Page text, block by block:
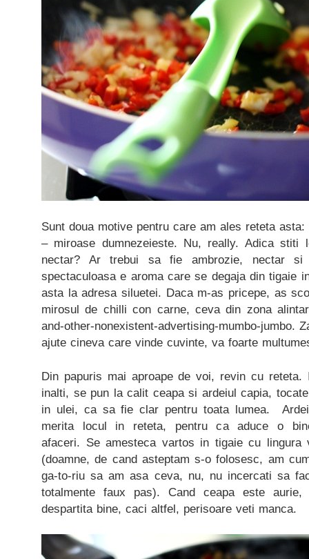
Sunt doua motive pentru care am ales reteta
– miroase dumnezeieste. Nu, really. Adica stiti
nectar? Ar trebui sa fie ambrozie, nectar
spectaculoasa e aroma care se degaja din tigaie
asta la adresa siluetei. Daca m-as pricepe, as
mirosul de chilli con carne, ceva din zona
and-other-nonexistent-advertising-mumbo-jumbo.
ajute cineva care vinde cuvinte, va foarte
Din papuris mai aproape de voi, revin cu
inalti, se pun la calit ceapa si ardeiul capia,
in ulei, ca sa fie clar pentru toata lumea.
merita locul in reteta, pentru ca aduce o
afaceri. Se amesteca vartos in tigaie cu
(doamne, de cand asteptam s-o folosesc, am
ga-to-riu sa am asa ceva, nu, nu incercati sa
totalmente faux pas). Cand ceapa este
despartita bine, caci altfel, perisoare veti manca.